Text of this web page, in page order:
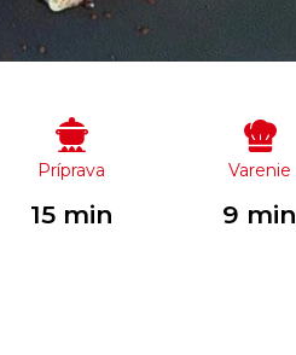
Príprava
15 min
Varenie
9 min